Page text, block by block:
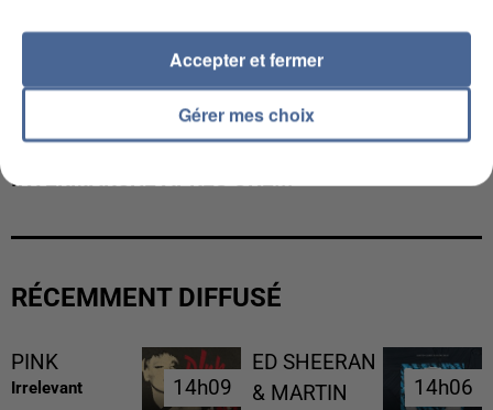
INTERMARCHÉ APRÈS UNE...
RÉCEMMENT DIFFUSÉ
PINK
Irrelevant 14h09
14h09
ED SHEERAN
& MARTIN
14h06
14h06
Gérer mes choix
Accepter et fermer